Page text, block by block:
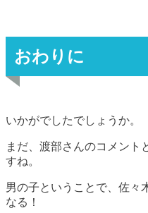
おわりに
いかがでしたでしょうか。
まだ、渡部さんのコメント
すね。
男の子ということで、佐々
なる！